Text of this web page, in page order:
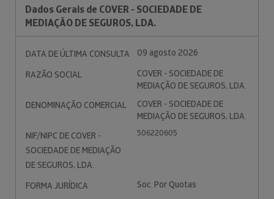
Dados Gerais de COVER - SOCIEDADE DE
MEDIAÇÃO DE SEGUROS, LDA.
DATA DE ÚLTIMA CONSULTA
09 agosto 2026
RAZÃO SOCIAL
COVER - SOCIEDADE DE
MEDIAÇÃO DE SEGUROS, LDA.
DENOMINAÇÃO COMERCIAL
COVER - SOCIEDADE DE
MEDIAÇÃO DE SEGUROS, LDA.
NIF/NIPC DE COVER -
SOCIEDADE DE MEDIAÇÃO
DE SEGUROS, LDA.
506220605
FORMA JURÍDICA
Soc. Por Quotas